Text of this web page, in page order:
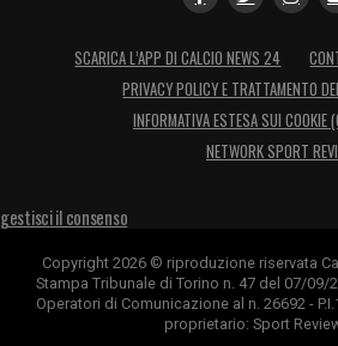
SCARICA L’APP DI CALCIO NEWS 24
PRIVACY POLICY E TRATTAMENTO
INFORMATIVA ESTESA SUI COOKIE
NETWORK SPORT
gestisci il consenso
Copyright 2026 © riproduzione riservata
Stampa Tribunale di Torino n. 47 del 07/09/
Operatori di Comunicazione al n. 26692 -
proprietario: Sport Review